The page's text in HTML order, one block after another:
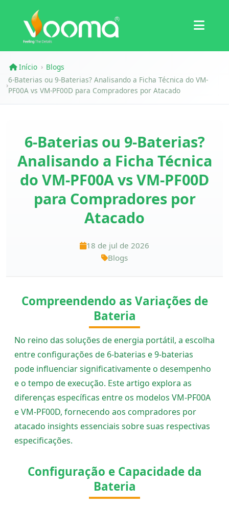
Certificações
Estudo de Caso
Início › Blogs
›
6-Baterias ou 9-Baterias? Analisando a Ficha Técnica do VM-
PF00A vs VM-PF00D para Compradores por Atacado
6-Baterias ou 9-Baterias?
Analisando a Ficha Técnica
do VM-PF00A vs VM-PF00D
para Compradores por
Atacado
18 de jul de 2026
Blogs
Compreendendo as Variações de
Bateria
No reino das soluções de energia portátil, a escolha
entre configurações de 6-baterias e 9-baterias
pode influenciar significativamente o desempenho
e o tempo de execução. Este artigo explora as
diferenças específicas entre os modelos VM-PF00A
e VM-PF00D, fornecendo aos compradores por
atacado insights essenciais sobre suas respectivas
especificações.
Configuração e Capacidade da
Bateria